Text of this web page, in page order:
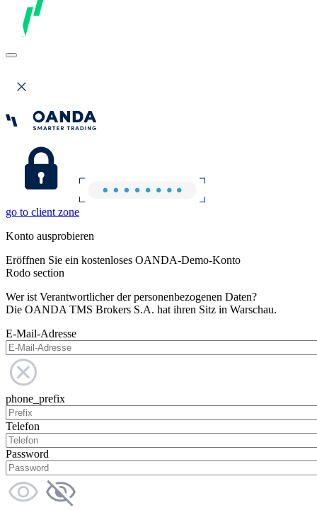
go to client zone
Konto ausprobieren
Eröffnen Sie ein kostenloses OANDA-Demo-Konto
Rodo section
Wer ist Verantwortlicher der personenbezogenen Daten?
Die OANDA TMS Brokers S.A. hat ihren Sitz in Warschau.
E-Mail-Adresse
phone_prefix
Telefon
Password